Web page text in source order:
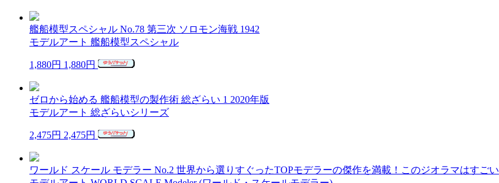
艦船模型スペシャル No.78 第三次 ソロモン海戦 1942
モデルアート 艦船模型スペシャル
1,880円 1,880円
ゼロから始める 艦船模型の製作術 総ざらい 1 2020年版
モデルアート 総ざらいシリーズ
2,475円 2,475円
ワールド スケール モデラー No.2 世界から選りすぐったTOPモデラーの傑作を満載！このジオラマはすごい